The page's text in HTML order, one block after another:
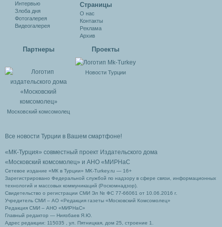
Интервью
Злоба дня
Фотогалерея
Видеогалерея
Cтраницы
О нас
Контакты
Реклама
Архив
Партнеры
Московский комсомолец
Проекты
Новости Турции
Все новости Турции в Вашем смартфоне!
«МК-Турция» совместный проект Издательского дома
«Московский комсомолец» и АНО «МИРНаС
Сетевое издание «МК в Турции» MK-Turkey.ru — 16+
Зарегистрировано Федеральной службой по надзору в сфере связи, информационных
технологий и массовых коммуникаций (Роскомнадзор).
Свидетельство о регистрации СМИ Эл № ФС 77-66061 от 10.06.2016 г.
Учредитель СМИ – АО «Редакция газеты «Московский Комсомолец»
Редакция СМИ – АНО «МИРНаС»
Главный редактор — Ниязбаев Я.Ю.
Адрес редакции: 115035 , ул. Пятницкая, дом 25, строение 1.